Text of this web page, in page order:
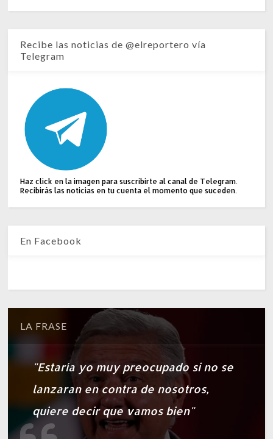
Recibe las noticias de @elreportero vía
Telegram
Haz click en la imagen para suscribirte al canal de Telegram.
Recibirás las noticias en tu cuenta el momento que suceden.
En Facebook
LA FRASE
"Estaría yo muy preocupado si no se
lanzaran en contra de nosotros,
quiere decir que vamos bien"